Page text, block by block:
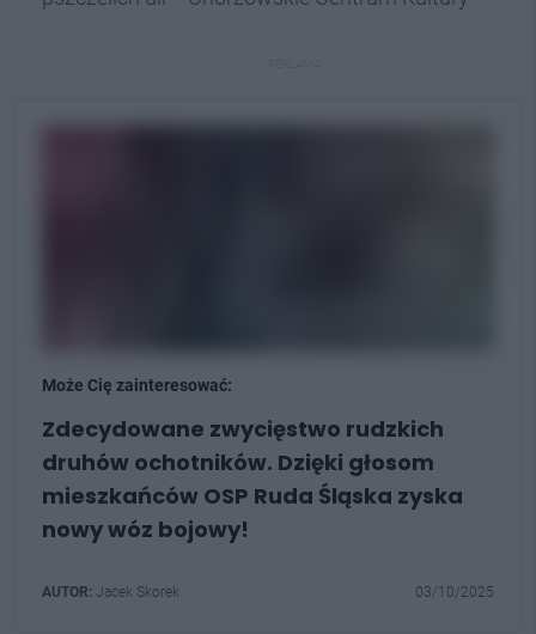
Może Cię zainteresować:
Zdecydowane zwycięstwo rudzkich
druhów ochotników. Dzięki głosom
mieszkańców OSP Ruda Śląska zyska
nowy wóz bojowy!
AUTOR: Jacek Skorek 03/10/2025